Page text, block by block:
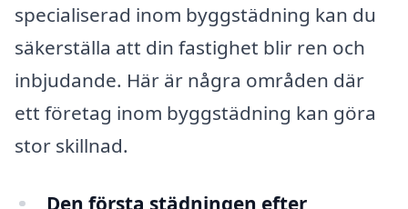
specialiserad inom byggstädning kan du
säkerställa att din fastighet blir ren och
inbjudande. Här är några områden där
ett företag inom byggstädning kan göra
stor skillnad.
Den första städningen efter